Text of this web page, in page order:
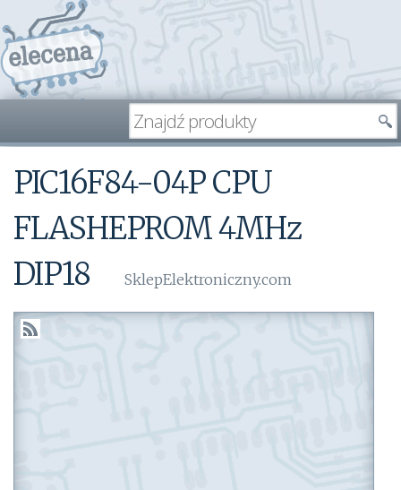
PIC16F84-04P CPU
FLASHEPROM 4MHz
DIP18
SklepElektroniczny.com